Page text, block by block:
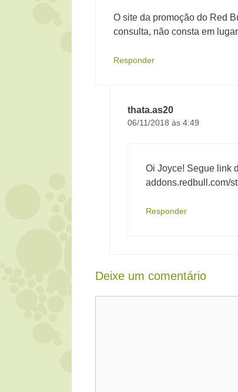
O site da promoção do Red
consulta, não consta em
Responder
thata.as20
06/11/2018 às 4:49
Oi Joyce! Segue link
addons.redbull.com/
Responder
Deixe um comentário